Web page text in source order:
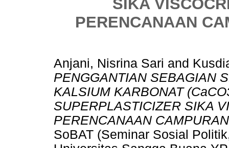
SIKA
PERENCANAAN
Anjani, Nisrina Sari and
PENGGANTIAN SEBAGIAN
KALSIUM KARBONAT
SUPERPLASTICIZER SIKA
PERENCANAAN
SoBAT (Seminar Sosial